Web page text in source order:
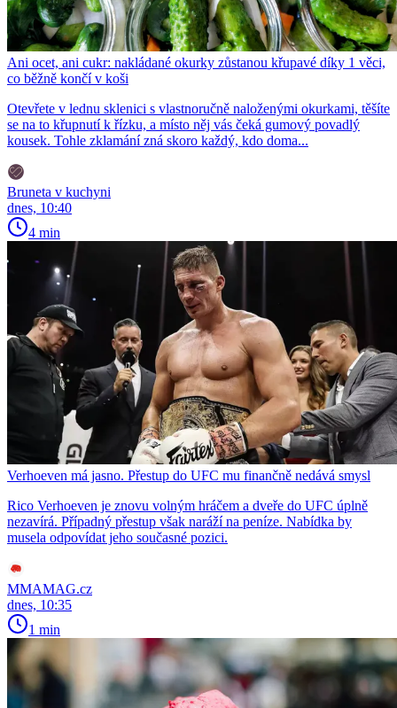
Ani ocet, ani cukr: nakládané okurky zůstanou křupavé díky 1 věci,
co běžně končí v koši
Otevřete v lednu sklenici s vlastnoručně naloženými okurkami, těšíte
se na to křupnutí k řízku, a místo něj vás čeká gumový povadlý
kousek. Tohle zklamání zná skoro každý, kdo doma...
Bruneta v kuchyni
dnes, 10:40
4 min
Verhoeven má jasno. Přestup do UFC mu finančně nedává smysl
Rico Verhoeven je znovu volným hráčem a dveře do UFC úplně
nezavírá. Případný přestup však naráží na peníze. Nabídka by
musela odpovídat jeho současné pozici.
MMAMAG.cz
dnes, 10:35
1 min